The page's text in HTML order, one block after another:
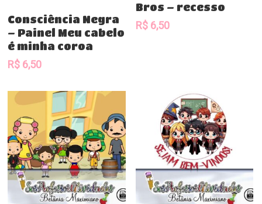
Comprar
Consciência Negra
– Painel Meu cabelo
é minha coroa
R$ 6,50
Bros – recesso
R$6,50